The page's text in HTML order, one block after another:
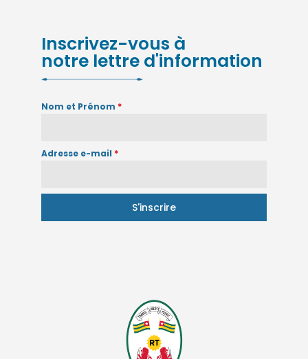
Inscrivez-vous à
notre lettre d'information
Nom et Prénom *
Adresse e-mail *
S'inscrire